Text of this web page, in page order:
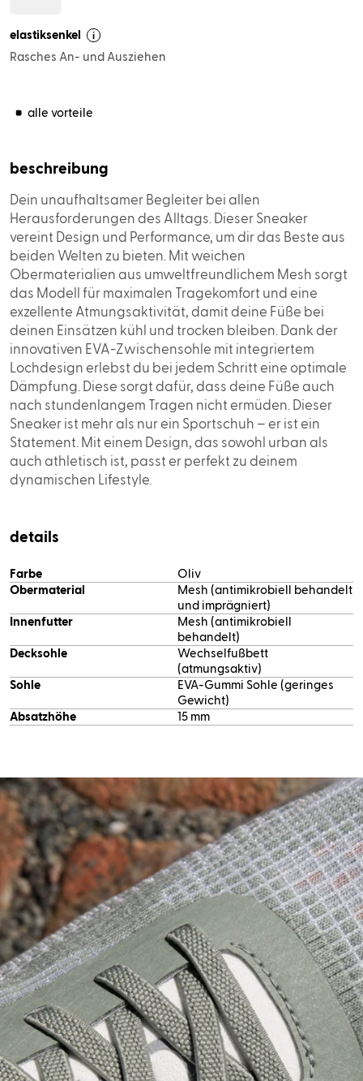
elastiksenkel i
Rasches An- und Ausziehen
beschreibung
Dein unaufhaltsamer Begleiter bei allen
Herausforderungen des Alltags. Dieser Sneaker
vereint Design und Performance, um dir das Beste aus
beiden Welten zu bieten. Mit weichen
Obermaterialien aus umweltfreundlichem Mesh sorgt
das Modell für maximalen Tragekomfort und eine
exzellente Atmungsaktivität, damit deine Füße bei
deinen Einsätzen kühl und trocken bleiben. Dank der
innovativen EVA-Zwischensohle mit integriertem
Lochdesign erlebst du bei jedem Schritt eine optimale
Dämpfung. Diese sorgt dafür, dass deine Füße auch
nach stundenlangem Tragen nicht ermüden. Dieser
Sneaker ist mehr als nur ein Sportschuh – er ist ein
Statement. Mit einem Design, das sowohl urban als
auch athletisch ist, passt er perfekt zu deinem
dynamischen Lifestyle.
details
Farbe
Oliv
Obermaterial
Mesh (antimikrobiell behandelt
und imprägniert)
Innenfutter
Mesh (antimikrobiell
behandelt)
Decksohle
Wechselfußbett
(atmungsaktiv)
Sohle
EVA-Gummi Sohle (geringes
Gewicht)
Absatzhöhe
15 mm